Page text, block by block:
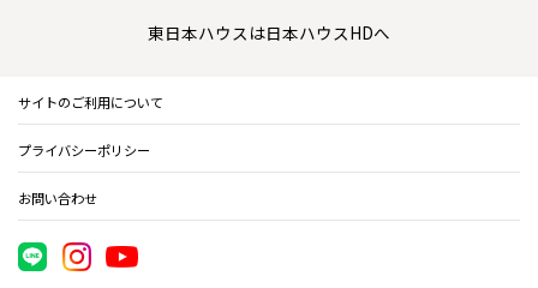
住まいのコラム
住まいのお手入れ集
会社概要
事業部紹介
IR情報
東日本ハウスは日本ハウスHDへ
サイトのご利用について
プライバシーポリシー
お問い合わせ